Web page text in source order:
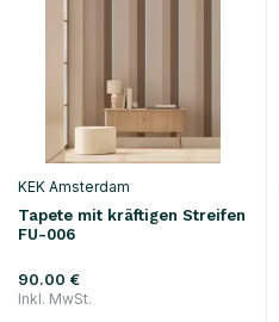
KEK Amsterdam
Tapete mit kräftigen Streifen
FU-006
90.00 €
Inkl. MwSt.